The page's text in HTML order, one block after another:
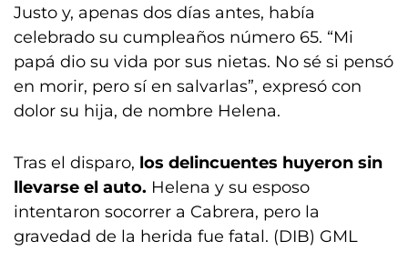
Justo y, apenas dos días antes, había
celebrado su cumpleaños número 65. “Mi
papá dio su vida por sus nietas. No sé si pensó
en morir, pero sí en salvarlas”, expresó con
dolor su hija, de nombre Helena.
Tras el disparo, los delincuentes huyeron sin
llevarse el auto. Helena y su esposo
intentaron socorrer a Cabrera, pero la
gravedad de la herida fue fatal. (DIB) GML